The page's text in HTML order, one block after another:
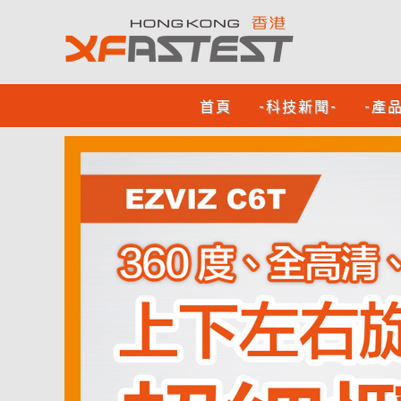
首頁 -科技新聞- -產